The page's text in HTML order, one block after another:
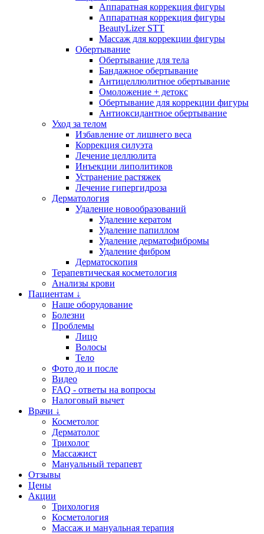
Аппаратная коррекция фигуры
Аппаратная коррекция фигуры
BeautyLizer STT
Массаж для коррекции фигуры
Обертывание
Обертывание для тела
Бандажное обертывание
Антицеллюлитное обертывание
Омоложение + детокс
Обертывание для коррекции фигуры
Антиоксидантное обертывание
Уход за телом
Избавление от лишнего веса
Коррекция силуэта
Лечение целлюлита
Инъекции липолитиков
Устранение растяжек
Лечение гипергидроза
Дерматология
Удаление новообразований
Удаление кератом
Удаление папиллом
Удаление дерматофибромы
Удаление фибром
Дерматоскопия
Терапевтическая косметология
Анализы крови
Пациентам ↓
Наше оборудование
Болезни
Проблемы
Лицо
Волосы
Тело
Фото до и после
Видео
FAQ - ответы на вопросы
Налоговый вычет
Врачи ↓
Косметолог
Дерматолог
Трихолог
Массажист
Мануальный терапевт
Отзывы
Цены
Акции
Трихология
Косметология
Массаж и мануальная терапия